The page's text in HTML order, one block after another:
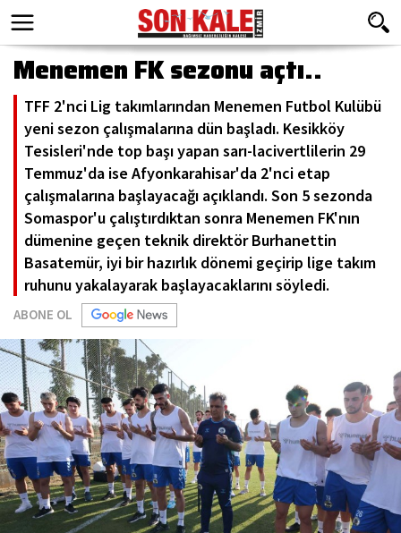
Menemen FK sezonu açtı..
TFF 2'nci Lig takımlarından Menemen Futbol Kulübü
yeni sezon çalışmalarına dün başladı. Kesikköy
Tesisleri'nde top başı yapan sarı-lacivertlilerin 29
Temmuz'da ise Afyonkarahisar'da 2'nci etap
çalışmalarına başlayacağı açıklandı. Son 5 sezonda
Somaspor'u çalıştırdıktan sonra Menemen FK'nın
dümenine geçen teknik direktör Burhanettin
Basatemür, iyi bir hazırlık dönemi geçirip lige takım
ruhunu yakalayarak başlayacaklarını söyledi.
ABONE OL